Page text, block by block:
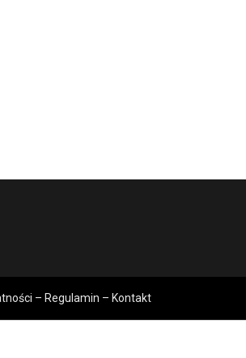
– Regulamin – Kontakt